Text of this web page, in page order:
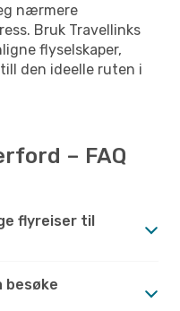
nærmere
Bruk Travellinks
flyselskaper,
den ideelle ruten i
– FAQ
flyreiser til
besøke